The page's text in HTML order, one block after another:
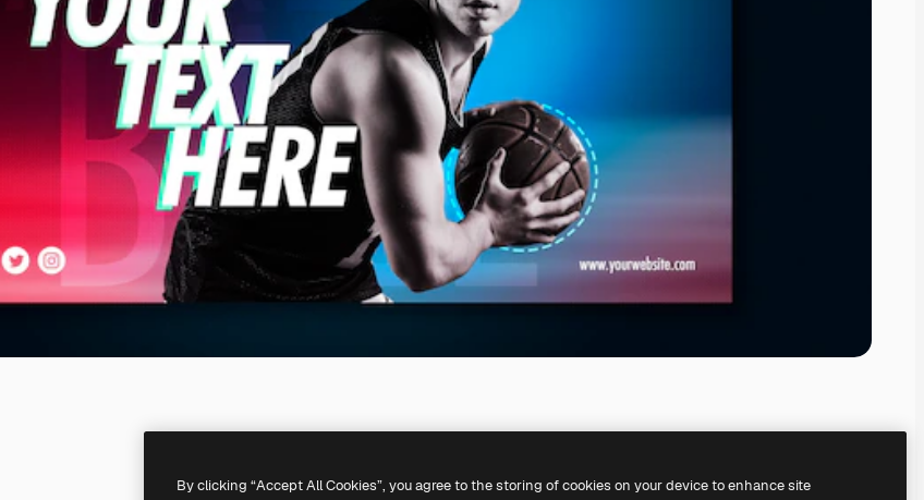
By clicking “Accept All Cookies”, you agree to the storing of cookies on your device to enhance site